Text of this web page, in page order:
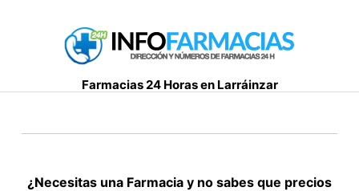
Farmacias 24 Horas en Larráinzar
¿Necesitas una Farmacia y no sabes que precios